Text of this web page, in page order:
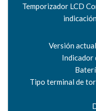
Temporizador LCD
Versión
Indicador
Tipo terminal de